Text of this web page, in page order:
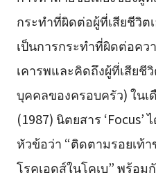
กระทำที่ผิดต่อผู้ที่เสียชีวิต
เป็นการกระทำที่ผิดต่อค
เคารพและคิดถึงผู้ที่เสียชี
บุคคลของครอบครัว) ในเ
(1987) นิตยสาร
หัวข้อว่า “ติดตามรอยเท้
โรคเอดส์ในโคเบ” พร้อ